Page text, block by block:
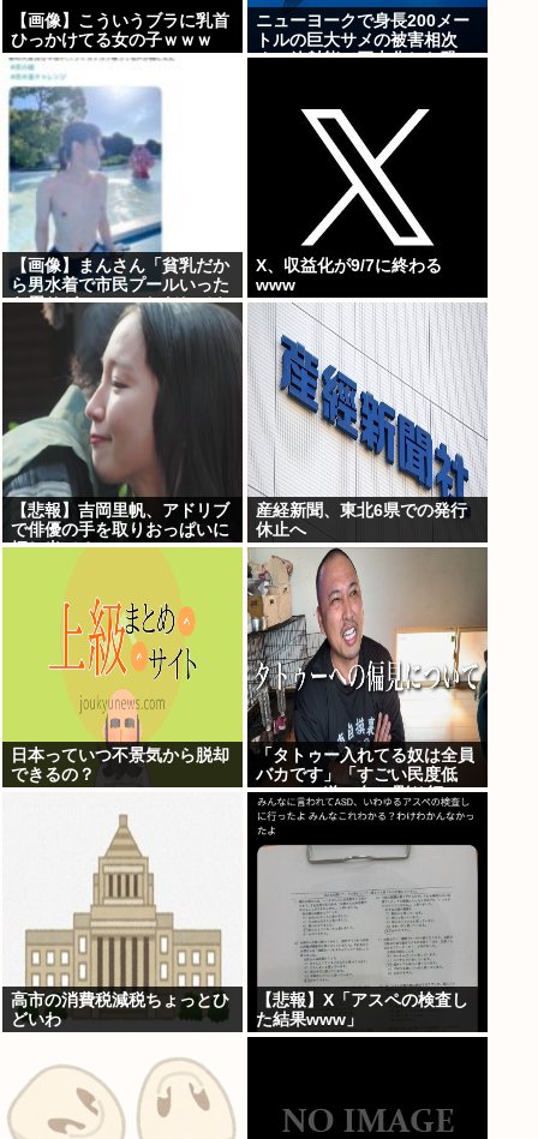
【画像】こういうブラに乳首
ひっかけてる女の子ｗｗｗ
ニューヨークで身長200メー
トルの巨大サメの被害相次
ぐ、放射能で巨大化した恐
【画像】まんさん「貧乳だか
ら男水着で市民プールいった
ら周りがコソコソしだしてや
ばいwww」5万いいね
X、収益化が9/7に終わる
www
【悲報】吉岡里帆、アドリブ
で俳優の手を取りおっぱいに
押し当てる
産経新聞、東北6県での発行
休止へ
日本っていつ不景気から脱却
できるの？
「タトゥー入れてる奴は全員
バカです」「すごい民度低
い」この道23年の彫り師
YouTuberの動画が話題
高市の消費税減税ちょっとひ
どいわ
【悲報】X「アスペの検査し
た結果www」